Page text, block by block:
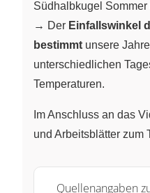
Südhalbkugel Sommer
→ Der Einfallswinkel
bestimmt unsere
unterschiedlichen
Temperaturen.
Im Anschluss an das
und Arbeitsblätter zum
Quellenangaben